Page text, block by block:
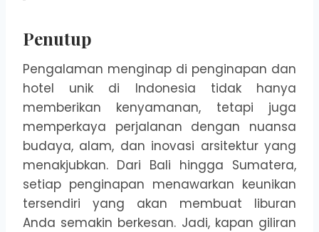
Penutup
Pengalaman menginap di penginapan dan
hotel unik di Indonesia tidak hanya
memberikan kenyamanan, tetapi juga
memperkaya perjalanan dengan nuansa
budaya, alam, dan inovasi arsitektur yang
menakjubkan. Dari Bali hingga Sumatera,
setiap penginapan menawarkan keunikan
tersendiri yang akan membuat liburan
Anda semakin berkesan. Jadi, kapan giliran